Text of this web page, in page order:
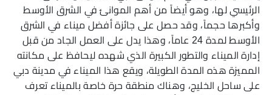
الرئيسي لها، وهو أيضاً من أهم الموانئ في الشرق الأوسط
وأكبرها حجماً، وقد حصل على جائزة أفضل ميناء في الشرق
الأوسط لمدة 24 عاماً، وهذا يدل على العمل الجاد من قبل
إدارة الميناء والتطور الكبيرة الذي شهده ليحافظ على مكانته
المميزة هذه المدة الطويلة، ويقع هذا الميناء في مدينة دبي
على ساحل الخليج، وهناك منطقة حرة خاصة بالميناء تعرف